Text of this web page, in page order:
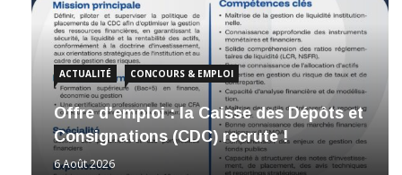
ACTUALITÉ CONCOURS & EMPLOI
Offre d’emploi : la Caisse des Dépôts et
Consignations (CDC) recrute !
6 Août 2026